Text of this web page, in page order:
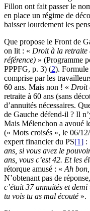
Fillon ont fait passer le
en place un régime de
baisser lourdement les
Que propose le Front de
on lit : « Droit à la retraite
référence) » (Programme
PPPFG, p. 3) (2). Formule
comprise par les
60 ans. Mais non ! « Droit
retraite à 60 ans (sans
d’annuités nécessaires.
de Gauche défend-il ? Il
Mais Mélenchon a avoué
(« Mots croisés », le 06/
expert financier du PS[1] :
ans, si vous avez le
ans, vous c’est 42. Et les
rétorque amusé : « Ah
N’obtenant pas de
c’était 37 annuités et demi
tu vois tu as mal écouté ».